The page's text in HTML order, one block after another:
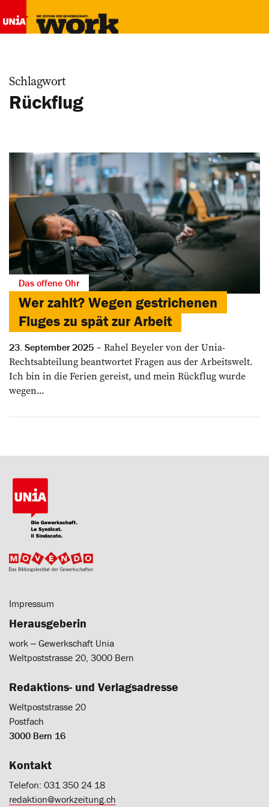
Schlagwort
Rückflug
Das offene Ohr
Wer zahlt? Wegen gestrichenen
Fluges zu spät zur Arbeit
23. September 2025
Rahel Beyeler von der Unia-
Rechtsabteilung beantwortet Fragen aus der Arbeitswelt.
Ich bin in die Ferien gereist, und mein Rückflug wurde
wegen...
Impressum
Herausgeberin
work ‒ Gewerkschaft Unia
Weltpoststrasse 20, 3000 Bern
Redaktions- und Verlagsadresse
Weltpoststrasse 20
Postfach
3000 Bern 16
Kontakt
Telefon: 031 350 24 18
redaktion@workzeitung.ch